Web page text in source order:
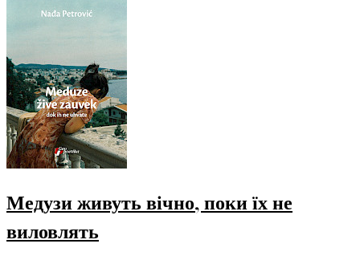
Медузи живуть вічно, поки їх не
виловлять